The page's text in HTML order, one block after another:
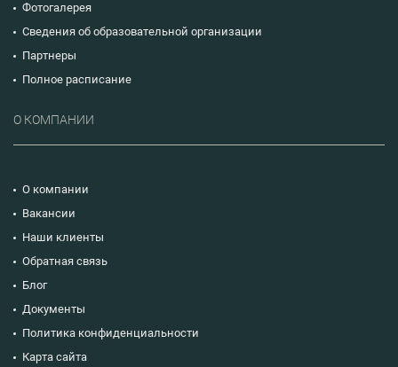
Фотогалерея
Сведения об образовательной организации
Партнеры
Полное расписание
О КОМПАНИИ
О компании
Вакансии
Наши клиенты
Обратная связь
Блог
Документы
Политика конфиденциальности
Карта сайта